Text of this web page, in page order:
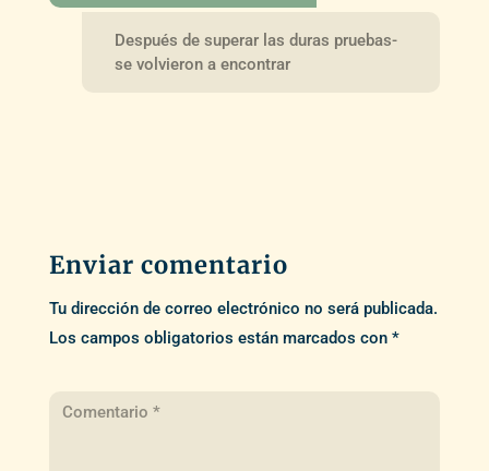
Después de superar las duras pruebas-
se volvieron a encontrar
Enviar comentario
Tu dirección de correo electrónico no será publicada.
Los campos obligatorios están marcados con *